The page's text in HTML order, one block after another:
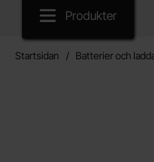
Produkter
Startsidan Batterier och